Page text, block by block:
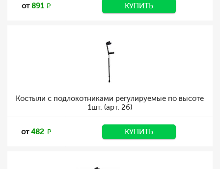
от891 КУПИТЬ
Костыли с подлокотниками регулируемые по высоте
1шт. (арт. 26)
от482 КУПИТЬ